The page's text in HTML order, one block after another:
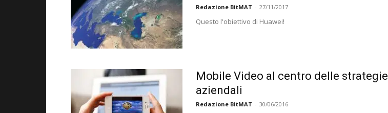
Redazione BitMAT - 27/11/2017
Questo l'obiettivo di Huawei!
Mobile Video al centro delle strategie
aziendali
Redazione BitMAT - 30/06/2016